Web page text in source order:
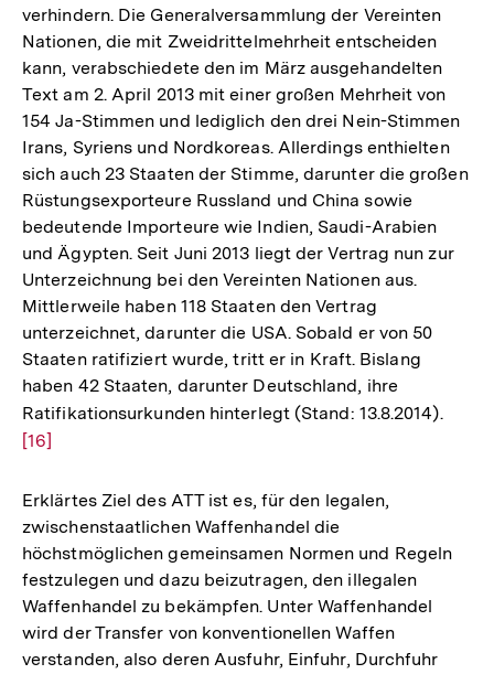
verhindern. Die Generalversammlung der Vereinten
Nationen, die mit Zweidrittelmehrheit entscheiden
kann, verabschiedete den im März ausgehandelten
Text am 2. April 2013 mit einer großen Mehrheit von
154 Ja-Stimmen und lediglich den drei Nein-Stimmen
Irans, Syriens und Nordkoreas. Allerdings enthielten
sich auch 23 Staaten der Stimme, darunter die großen
Rüstungsexporteure Russland und China sowie
bedeutende Importeure wie Indien, Saudi-Arabien
und Ägypten. Seit Juni 2013 liegt der Vertrag nun zur
Unterzeichnung bei den Vereinten Nationen aus.
Mittlerweile haben 118 Staaten den Vertrag
unterzeichnet, darunter die USA. Sobald er von 50
Staaten ratifiziert wurde, tritt er in Kraft. Bislang
haben 42 Staaten, darunter Deutschland, ihre
Ratifikationsurkunden hinterlegt (Stand: 13.8.2014).
[16]
Erklärtes Ziel des ATT ist es, für den legalen,
zwischenstaatlichen Waffenhandel die
höchstmöglichen gemeinsamen Normen und Regeln
festzulegen und dazu beizutragen, den illegalen
Waffenhandel zu bekämpfen. Unter Waffenhandel
wird der Transfer von konventionellen Waffen
verstanden, also deren Ausfuhr, Einfuhr, Durchfuhr